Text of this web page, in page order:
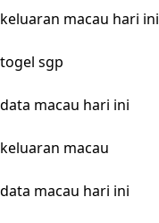
keluaran macau hari ini
togel sgp
data macau hari ini
keluaran macau
data macau hari ini